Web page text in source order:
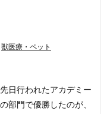
獣医療・ペット
先日行われたアカデミー
部門で優勝したのが、